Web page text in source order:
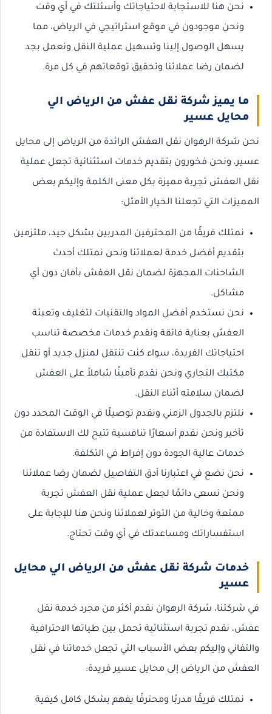
نحن هنا للاستجابة لاحتياجاتك وأسئلتك في أي وقت
ونحن موجودون في موقع استراتيجي في الرياض، مما
يسهل الوصول إلينا وتسهيل عملية النقل ونعمل بجد
لضمان رضا عملائنا وتحقيق توقعاتهم في كل مرة.
ما يميز شركة نقل عفش من الرياض الي
محايل عسير
نحن شركة الرهوان نقل العفش الرائدة من الرياض إلى محايل
عسير، ونحن فخورون بتقديم خدمات استثنائية تجعل عملية
نقل العفش تجربة مميزة بكل معنى الكلمة وإليكم بعض
المميزات التي تجعلنا الخيار الأمثل:
نمتلك فريقًا من المحترفين المدربين بشكل جيد، ملتزمين
بتقديم أفضل خدمة لعملائنا ونحن نمتلك أحدث
الشاحنات المجهزة لضمان نقل العفش بأمان دون أي
مشاكل.
نحن نستخدم أفضل المواد والتقنيات لتغليف وتعبئة
العفش بعناية فائقة ونقدم خدمات مخصصة تناسب
احتياجاتك الفريدة، سواء كنت تنتقل لمنزل جديد أو تنقل
مكتبك التجاري ونحن نقدم تأمينًا شاملاً على العفش
لضمان سلامته أثناء النقل.
نلتزم بالجدول الزمني ونقدم توصيلًا في الوقت المحدد دون
تأخير ونحن نقدم أسعارًا تنافسية تتيح لك الاستفادة من
خدمات عالية الجودة دون إفراط في التكلفة.
نحن نضع في اعتبارنا أدق التفاصيل لضمان رضا عملائنا
ونحن نسعى دائمًا لجعل عملية نقل العفش تجربة
ممتعة وخالية من التوتر لعملائنا ونحن هنا للإجابة على
استفساراتك ومساعدتك في أي وقت تحتاج.
خدمات شركة نقل عفش من الرياض الي محايل
عسير
في شركتنا، شركة الرهوان نقدم أكثر من مجرد خدمة نقل
عفش، نقدم تجربة استثنائية تحمل بين طياتها الاحترافية
والتفاني وإليكم بعض الأسباب التي تجعل خدماتنا في نقل
العفش من الرياض إلى محايل عسير فريدة:
نمتلك فريقًا مدربًا ومحترفًا يفهم بشكل كامل كيفية